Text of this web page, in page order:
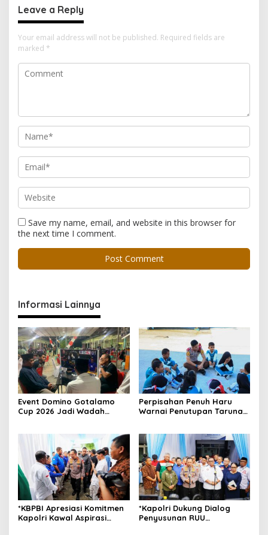
Leave a Reply
Your email address will not be published. Required fields are
marked *
Save my name, email, and website in this browser for
the next time I comment.
Informasi Lainnya
Event Domino Gotalamo
Cup 2026 Jadi Wadah
Morotai
Perpisahan Penuh Haru
Warnai Penutupan Taruna
*KBPBI Apresiasi Komitmen
Kapolri Kawal Aspirasi
*Kapolri Dukung Dialog
Penyusunan RUU